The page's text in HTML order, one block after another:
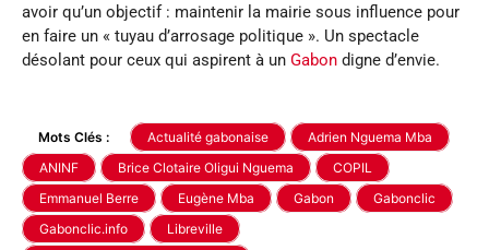
avoir qu’un objectif : maintenir la mairie sous influence pour
en faire un « tuyau d’arrosage politique ». Un spectacle
désolant pour ceux qui aspirent à un Gabon digne d’envie.
Mots Clés : Actualité gabonaise
Adrien Nguema Mba
ANINF
Brice Clotaire Oligui Nguema
COPIL
Emmanuel Berre
Eugène Mba Gabon
Gabonclic
Gabonclic.info
Libreville